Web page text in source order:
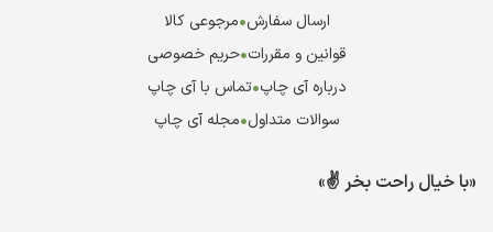
ارسال سفارش•مرجوعی کالا
قوانین و مقررات•حریم خصوصی
درباره آی چاپ•تماس با آی چاپ
سوالات متداول•مجله آی چاپ
«با خیال راحت بخر ✌️»